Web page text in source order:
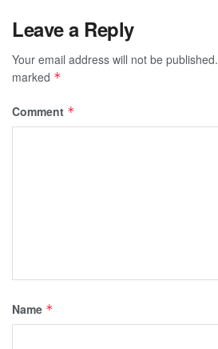
Leave a Reply
Your email address will not be published.
marked *
Comment *
Name *